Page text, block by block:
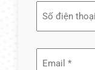
(Required)